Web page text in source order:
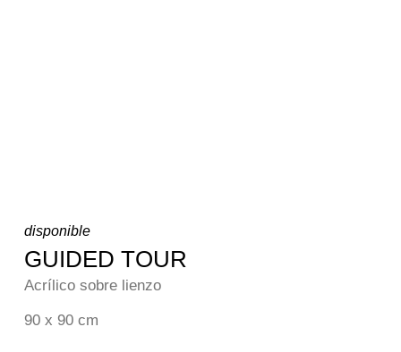
disponible
GUIDED TOUR
Acrílico sobre lienzo
90 x 90 cm